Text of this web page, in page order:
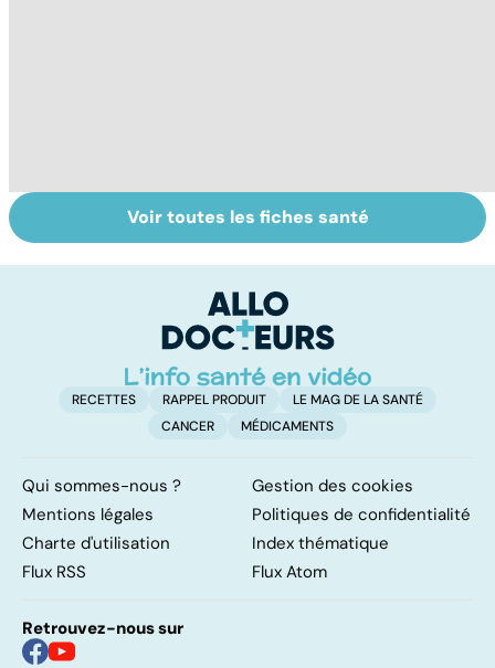
Les agrumes et
leurs bienfaits
Le magnésium,
un oligo-élément
Voir toutes les fiches santé
RECETTES RAPPEL PRODUIT
LE MAG DE LA SANTÉ
CANCER
MÉDICAMENTS
Qui sommes-nous ?
Gestion des cookies
Mentions légales
Politiques de confidentialité
Charte d'utilisation
Index thématique
Flux RSS
Flux Atom
Retrouvez-nous sur